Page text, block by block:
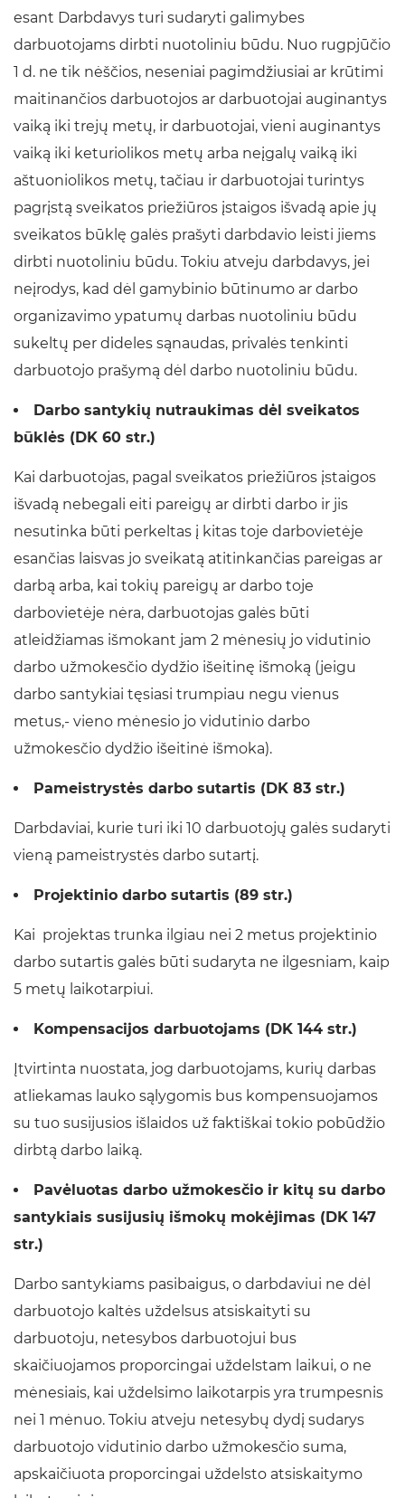
esant Darbdavys turi sudaryti galimybes
darbuotojams dirbti nuotoliniu būdu. Nuo rugpjūčio
1 d. ne tik nėščios, neseniai pagimdžiusiai ar krūtimi
maitinančios darbuotojos ar darbuotojai auginantys
vaiką iki trejų metų, ir darbuotojai, vieni auginantys
vaiką iki keturiolikos metų arba neįgalų vaiką iki
aštuoniolikos metų, tačiau ir darbuotojai turintys
pagrįstą sveikatos priežiūros įstaigos išvadą apie jų
sveikatos būklę galės prašyti darbdavio leisti jiems
dirbti nuotoliniu būdu. Tokiu atveju darbdavys, jei
neįrodys, kad dėl gamybinio būtinumo ar darbo
organizavimo ypatumų darbas nuotoliniu būdu
sukeltų per dideles sąnaudas, privalės tenkinti
darbuotojo prašymą dėl darbo nuotoliniu būdu.
Darbo santykių nutraukimas dėl sveikatos
būklės (DK 60 str.)
Kai darbuotojas, pagal sveikatos priežiūros įstaigos
išvadą nebegali eiti pareigų ar dirbti darbo ir jis
nesutinka būti perkeltas į kitas toje darbovietėje
esančias laisvas jo sveikatą atitinkančias pareigas ar
darbą arba, kai tokių pareigų ar darbo toje
darbovietėje nėra, darbuotojas galės būti
atleidžiamas išmokant jam 2 mėnesių jo vidutinio
darbo užmokesčio dydžio išeitinę išmoką (jeigu
darbo santykiai tęsiasi trumpiau negu vienus
metus,- vieno mėnesio jo vidutinio darbo
užmokesčio dydžio išeitinė išmoka).
Pameistrystės darbo sutartis (DK 83 str.)
Darbdaviai, kurie turi iki 10 darbuotojų galės sudaryti
vieną pameistrystės darbo sutartį.
Projektinio darbo sutartis (89 str.)
Kai projektas trunka ilgiau nei 2 metus projektinio
darbo sutartis galės būti sudaryta ne ilgesniam, kaip
5 metų laikotarpiui.
Kompensacijos darbuotojams (DK 144 str.)
Įtvirtinta nuostata, jog darbuotojams, kurių darbas
atliekamas lauko sąlygomis bus kompensuojamos
su tuo susijusios išlaidos už faktiškai tokio pobūdžio
dirbtą darbo laiką.
Pavėluotas darbo užmokesčio ir kitų su darbo
santykiais susijusių išmokų mokėjimas (DK 147
str.)
Darbo santykiams pasibaigus, o darbdaviui ne dėl
darbuotojo kaltės uždelsus atsiskaityti su
darbuotoju, netesybos darbuotojui bus
skaičiuojamos proporcingai uždelstam laikui, o ne
mėnesiais, kai uždelsimo laikotarpis yra trumpesnis
nei 1 mėnuo. Tokiu atveju netesybų dydį sudarys
darbuotojo vidutinio darbo užmokesčio suma,
apskaičiuota proporcingai uždelsto atsiskaitymo